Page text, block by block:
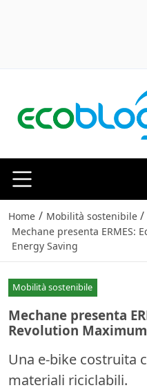
Home / Mobilità sostenibile /
Mechane presenta ERMES:
Energy Saving
Mobilità sostenibile
Mechane presenta
Revolution
Una e-bike costruita
materiali riciclabili.